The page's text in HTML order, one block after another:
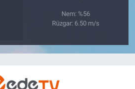
Nem: %56
Rüzgar: 6.50 m/s